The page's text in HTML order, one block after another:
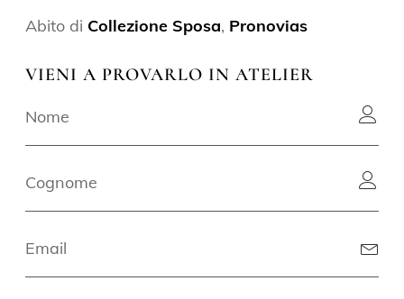
Abito di Collezione Sposa, Pronovias
VIENI A PROVARLO IN ATELIER